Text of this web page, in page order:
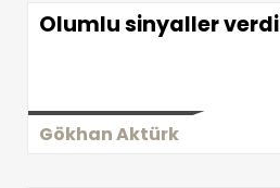
Olumlu sinyaller verdi
Gökhan Aktürk